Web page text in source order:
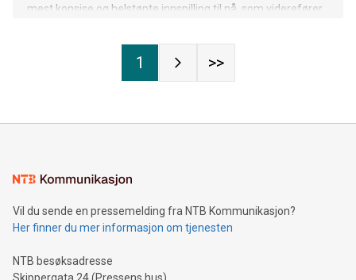
mest konsise og helstøpte innspilling til nå, som viderefører
1 >>
Vil du sende en pressemelding fra NTB Kommunikasjon?
Her finner du mer informasjon om tjenesten
NTB besøksadresse